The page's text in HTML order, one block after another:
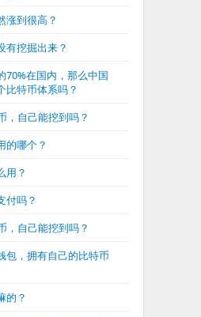
涨到很高？
有挖掘出来？
70%在国内，那么中国
比特币体系吗？
，自己能挖到吗？
的哪个？
用？
付吗？
，自己能挖到吗？
包，拥有自己的比特币
的？